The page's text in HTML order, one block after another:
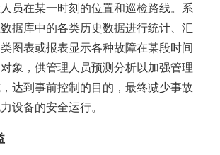
员在某一时刻的位置和巡检路线。系
据库中的各类历史数据进行统计、汇
图表或报表显示各种故障在某段时间
象，供管理人员预测分析以加强管理
达到事前控制的目的，最终减少事故
设备的安全运行。